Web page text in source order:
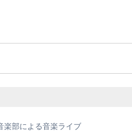
楽部による音楽ライブ